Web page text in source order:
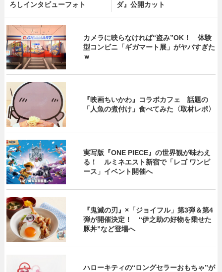
ろしインタビューフォト
ダ』公開カット
カメラに映らなければ“盗み”OK！ 体験
型コンビニ「ギガマート展」がヤバすぎた
ｗ
『映画ちいかわ』コラボカフェ 話題の
「人魚の煮付け」食べてみた〈取材レポ〉
実写版『ONE PIECE』の世界観が味わえ
る！ ルミネエスト新宿で「レゴ ワンピ
ース」イベント開催へ
『鬼滅の刃』×「ジョイフル」第3弾＆第4
弾が開催決定！ “伊之助の好物を乗せた
豚丼”など登場へ
ハローキティの“ロングセラーおもちゃ”が